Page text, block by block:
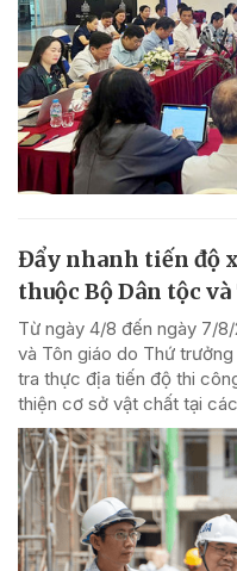
Đẩy nhanh tiến độ
thuộc Bộ Dân tộc
Từ ngày 4/8 đến ngày 7/
và Tôn giáo do Thứ
tra thực địa tiến độ thi
thiện cơ sở vật chất tại